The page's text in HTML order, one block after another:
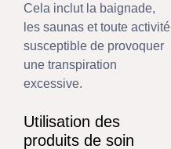
Cela inclut la baignade,
les saunas et toute activité
susceptible de provoquer
une transpiration
excessive.
Utilisation des
produits de soin